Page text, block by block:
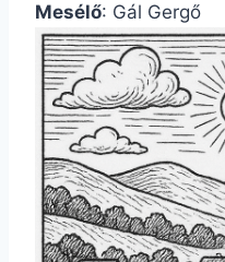
Mesélő: Gál Gergő